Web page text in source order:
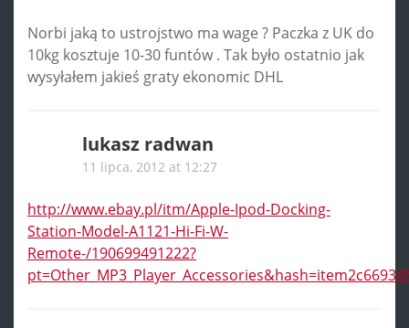
Norbi jaką to ustrojstwo ma wage ? Paczka z UK do
10kg kosztuje 10-30 funtów . Tak było ostatnio jak
wysyłałem jakieś graty ekonomic DHL
lukasz radwan
11 lipca, 2012 at 12:27
http://www.ebay.pl/itm/Apple-Ipod-Docking-
Station-Model-A1121-Hi-Fi-W-
Remote-/190699491222?